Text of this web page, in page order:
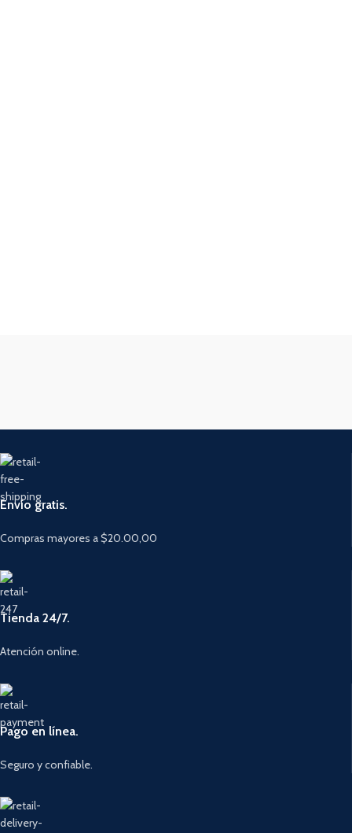
Envío gratis.
Compras mayores a $20.00,00
Tienda 24/7.
Atención online.
Pago en línea.
Seguro y confiable.